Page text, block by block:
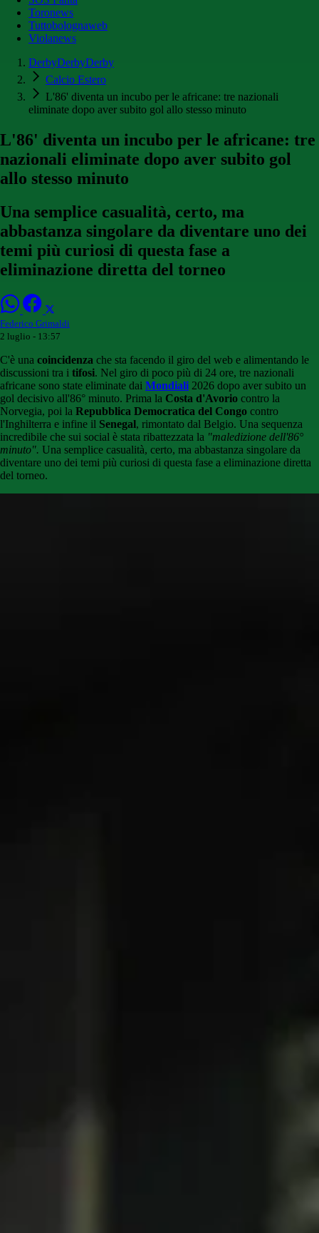
Toronews
Tuttobolognaweb
Violanews
DerbyDerbyDerby
Calcio Estero
L'86' diventa un incubo per le africane: tre nazionali
eliminate dopo aver subito gol allo stesso minuto
L'86' diventa un incubo per le africane: tre
nazionali eliminate dopo aver subito gol
allo stesso minuto
Una semplice casualità, certo, ma
abbastanza singolare da diventare uno dei
temi più curiosi di questa fase a
eliminazione diretta del torneo
Federico Grimaldi
2 luglio - 13:57
C'è una coincidenza che sta facendo il giro del web e alimentando le
discussioni tra i tifosi. Nel giro di poco più di 24 ore, tre nazionali
africane sono state eliminate dai Mondiali 2026 dopo aver subito un
gol decisivo all'86° minuto. Prima la Costa d'Avorio contro la
Norvegia, poi la Repubblica Democratica del Congo contro
l'Inghilterra e infine il Senegal, rimontato dal Belgio. Una sequenza
incredibile che sui social è stata ribattezzata la "maledizione dell'86°
minuto". Una semplice casualità, certo, ma abbastanza singolare da
diventare uno dei temi più curiosi di questa fase a eliminazione diretta
del torneo.